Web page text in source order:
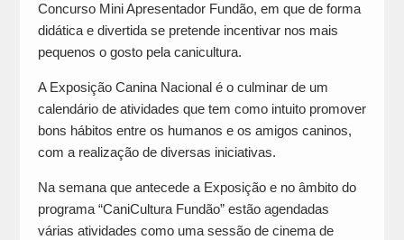
Concurso Mini Apresentador Fundão, em que de forma
didática e divertida se pretende incentivar nos mais
pequenos o gosto pela canicultura.
A Exposição Canina Nacional é o culminar de um
calendário de atividades que tem como intuito promover
bons hábitos entre os humanos e os amigos caninos,
com a realização de diversas iniciativas.
Na semana que antecede a Exposição e no âmbito do
programa “CaniCultura Fundão” estão agendadas
várias atividades como uma sessão de cinema de